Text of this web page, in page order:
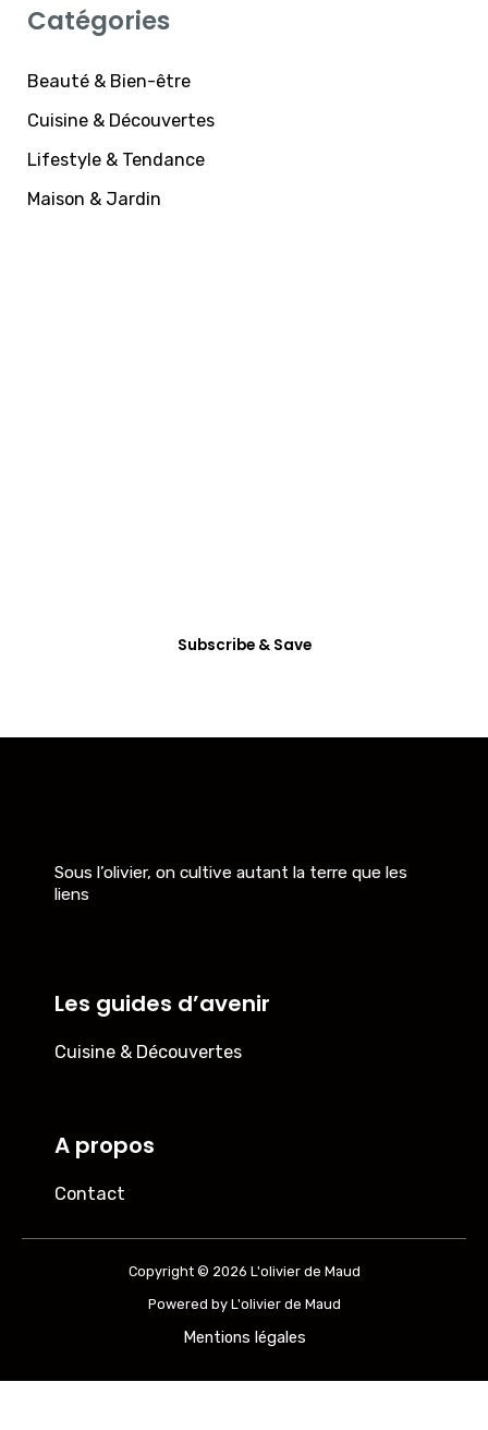
Catégories
Beauté & Bien-être
Cuisine & Découvertes
Lifestyle & Tendance
Maison & Jardin
Subscribe & Save
Sous l’olivier, on cultive autant la terre que les
liens
Les guides d’avenir
Cuisine & Découvertes
A propos
Contact
Copyright © 2026 L'olivier de Maud
Powered by L'olivier de Maud
Mentions légales